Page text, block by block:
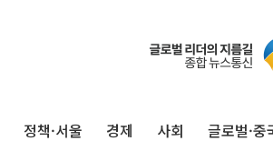
정책·서울 경제 사회 글로벌·중